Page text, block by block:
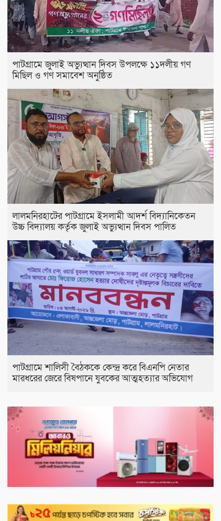
পাটগ্রামে জুলাই অভ্যুত্থান দিবস উপলক্ষে ১১দলীয় গণ
মিছিল ও গণ সমাবেশ অনুষ্ঠিত
লালমনিরহাটের পাটগ্রামে ইসলামী আদর্শ বিদ্যানিকেতন
উচ্চ বিদ্যালয় কর্তৃক জুলাই অভ্যুত্থান দিবস পালিত
পাটগ্রামে শালিসী বৈঠককে কেন্দ্র করে বিএনপি নেতার
মারধরের জেরে বিষপানে যুবকের আত্মহত্যার অভিযোগ